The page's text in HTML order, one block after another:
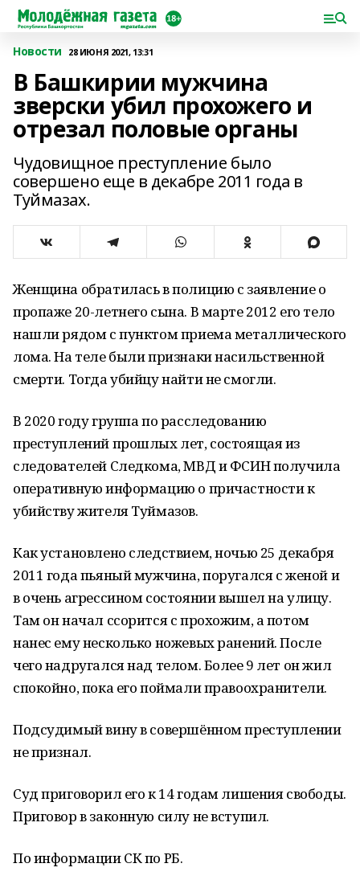
Новости 28 ИЮНЯ 2021, 13:31
В Башкирии мужчина
зверски убил прохожего и
отрезал половые органы
Чудовищное преступление было
совершено еще в декабре 2011 года в
Туймазах.
Женщина обратилась в полицию с заявление о
пропаже 20-летнего сына. В марте 2012 его тело
нашли рядом с пунктом приема металлического
лома. На теле были признаки насильственной
смерти. Тогда убийцу найти не смогли.
В 2020 году группа по расследованию
преступлений прошлых лет, состоящая из
следователей Следкома, МВД и ФСИН получила
оперативную информацию о причастности к
убийству жителя Туймазов.
Как установлено следствием, ночью 25 декабря
2011 года пьяный мужчина, поругался с женой и
в очень агрессином состоянии вышел на улицу.
Там он начал ссорится с прохожим, а потом
нанес ему несколько ножевых ранений. После
чего надругался над телом. Более 9 лет он жил
спокойно, пока его поймали правоохранители.
Подсудимый вину в совершённом преступлении
не признал.
Суд приговорил его к 14 годам лишения свободы.
Приговор в законную силу не вступил.
По информации СК по РБ.